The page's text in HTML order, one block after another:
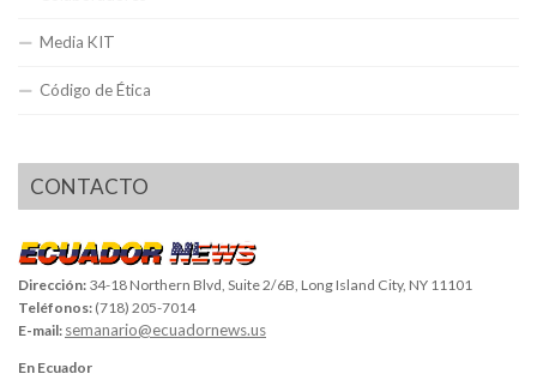
Media KIT
Código de Ética
CONTACTO
Dirección: 34-18 Northern Blvd, Suite 2/6B, Long Island City, NY 11101
Teléfonos: (718) 205-7014
E-mail: semanario@ecuadornews.us
En Ecuador